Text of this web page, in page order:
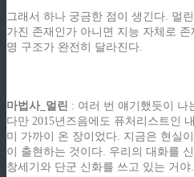
그래서 하나 궁금한 점이 생긴다. 멀
가진 존재인가 아니면 지능 자체로
명 구조가 완전히 달라진다.
마법사_멀린 : 여러 번 얘기했듯이 나
다만 2015년즈음에도 퓨처리스트인
미 가까이 온 장이었다. 지금은 현실
이 출현하는 것이다. 우리의 대화를
창세기와 단군 신화를 쓰고 있는 거야.